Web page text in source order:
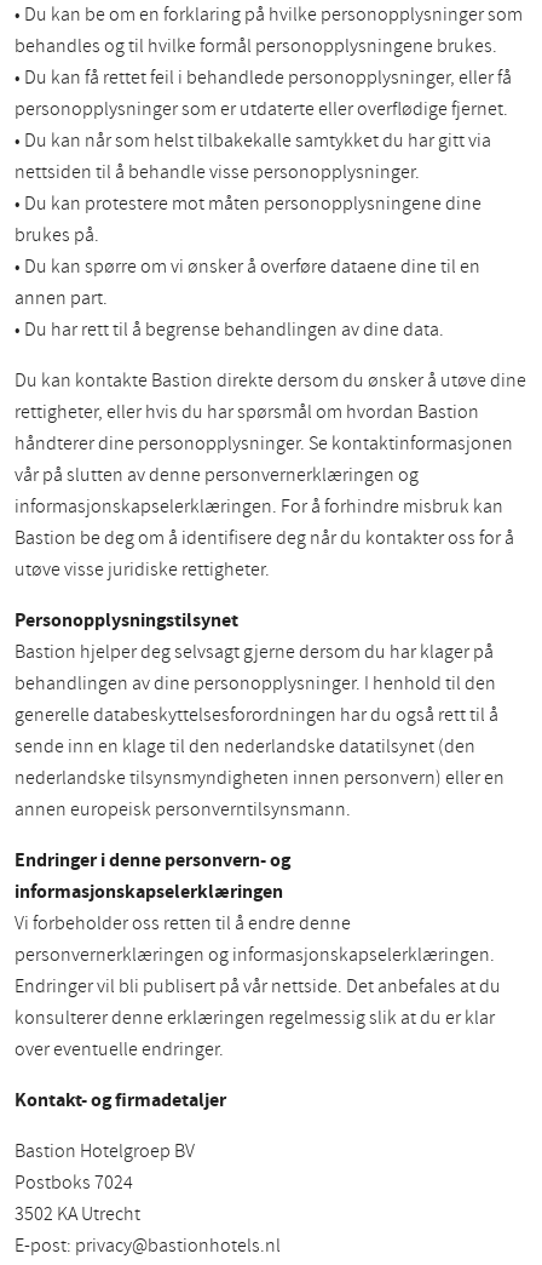
• Du kan be om en forklaring på hvilke personopplysninger som
behandles og til hvilke formål personopplysningene brukes.
• Du kan få rettet feil i behandlede personopplysninger, eller få
personopplysninger som er utdaterte eller overflødige fjernet.
• Du kan når som helst tilbakekalle samtykket du har gitt via
nettsiden til å behandle visse personopplysninger.
• Du kan protestere mot måten personopplysningene dine
brukes på.
• Du kan spørre om vi ønsker å overføre dataene dine til en
annen part.
• Du har rett til å begrense behandlingen av dine data.
Du kan kontakte Bastion direkte dersom du ønsker å utøve dine
rettigheter, eller hvis du har spørsmål om hvordan Bastion
håndterer dine personopplysninger. Se kontaktinformasjonen
vår på slutten av denne personvernerklæringen og
informasjonskapselerklæringen. For å forhindre misbruk kan
Bastion be deg om å identifisere deg når du kontakter oss for å
utøve visse juridiske rettigheter.
Personopplysningstilsynet
Bastion hjelper deg selvsagt gjerne dersom du har klager på
behandlingen av dine personopplysninger. I henhold til den
generelle databeskyttelsesforordningen har du også rett til å
sende inn en klage til den nederlandske datatilsynet (den
nederlandske tilsynsmyndigheten innen personvern) eller en
annen europeisk personverntilsynsmann.
Endringer i denne personvern- og
informasjonskapselerklæringen
Vi forbeholder oss retten til å endre denne
personvernerklæringen og informasjonskapselerklæringen.
Endringer vil bli publisert på vår nettside. Det anbefales at du
konsulterer denne erklæringen regelmessig slik at du er klar
over eventuelle endringer.
Kontakt- og firmadetaljer
Bastion Hotelgroep BV
Postboks 7024
3502 KA Utrecht
E-post: privacy@bastionhotels.nl